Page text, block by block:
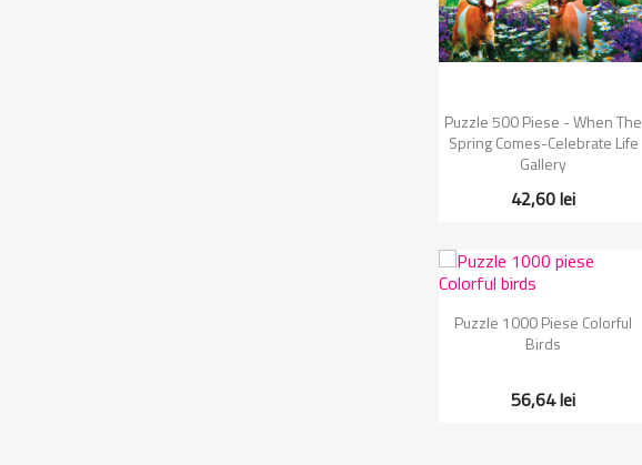
 Vizualizare rapida
Puzzle 500 Piese - When The
Spring Comes-Celebrate Life
Gallery
42,60 lei
Vizualizare rapida
Puzzle 1000 Piese Colorful
Birds
56,64 lei